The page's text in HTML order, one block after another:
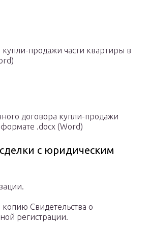
купли-продажи части квартиры в
договора купли-продажи
.docx (Word)
с юридическим
Свидетельства о
регистрации.